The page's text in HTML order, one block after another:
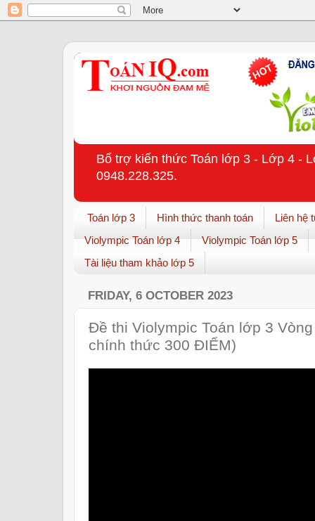
Bổ trợ kiến thức Toán lớp 3 - Lớp 4 -
0948.228.325.
Toán lớp 3 Hình thức thanh toán
Liên hệ
Violympic Toán lớp 4
Violympic Toán lớp 5
Tài liệu tham khảo lớp 5
FRIDAY, 6 OCTOBER 2023
Đề thi Violympic Toán lớp 3
chính thức 300 ĐIỂM)